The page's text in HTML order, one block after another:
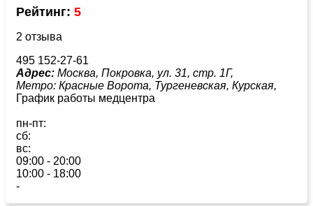
Рейтинг: 5
2 отзыва
495 152-27-61
Адрес: Москва, Покровка, ул. 31, стр. 1Г,
Метро: Красные Ворота, Тургеневская, Курская,
График работы медцентра
пн-пт:
сб:
вс:
09:00 - 20:00
10:00 - 18:00
-